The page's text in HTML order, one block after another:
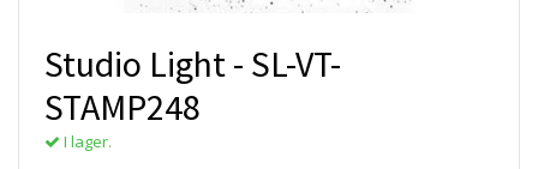
Studio Light - SL-VT-
STAMP248
I lager.